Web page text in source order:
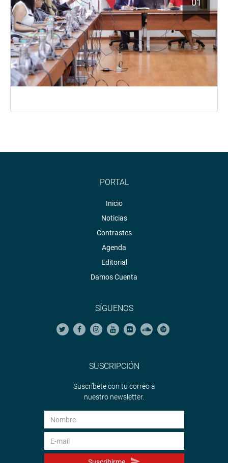
01
PORTAL
Inicio
Noticias
Contrastes
Agenda
Editorial
Damos Cuenta
SÍGUENOS
SUSCRIPCIÓN
Suscríbete con tu correo a
nuestro newsletter.